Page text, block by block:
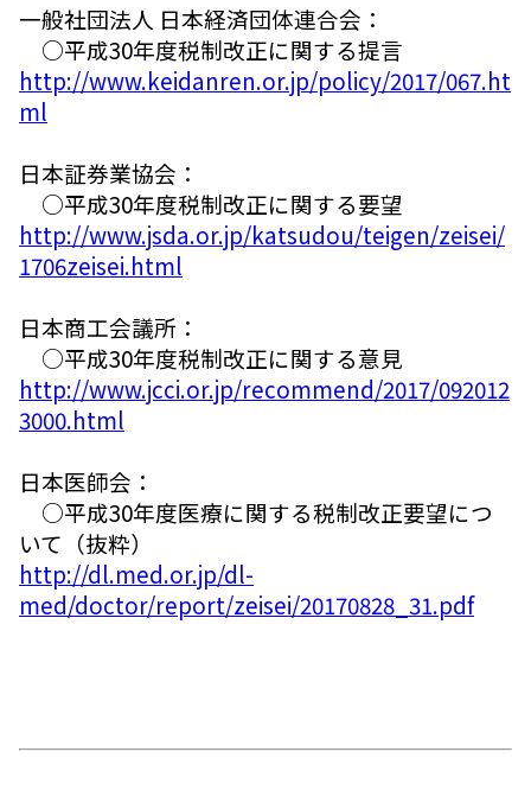
一般社団法人 日本経済団体連合会：
○平成30年度税制改正に関する提言
http://www.keidanren.or.jp/policy/2017/067.ht
ml
日本証券業協会：
○平成30年度税制改正に関する要望
http://www.jsda.or.jp/katsudou/teigen/zeisei/
1706zeisei.html
日本商工会議所：
○平成30年度税制改正に関する意見
http://www.jcci.or.jp/recommend/2017/092012
3000.html
日本医師会：
○平成30年度医療に関する税制改正要望につ
いて（抜粋）
http://dl.med.or.jp/dl-
med/doctor/report/zeisei/20170828_31.pdf